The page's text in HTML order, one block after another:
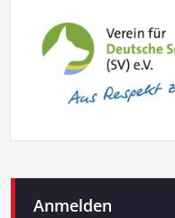
Anmelden